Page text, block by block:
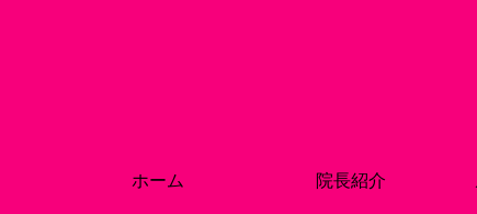
ホーム 院長紹介